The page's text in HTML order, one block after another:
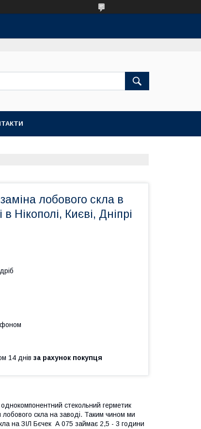
лобового скла в
Нікополі, Києві, Дніпрі
14 днів за рахунок покупця
стекольний герметик
скла на заводі. Таким чином ми
на ЗІЛ Бєчек А 075 займає 2,5 - 3 години